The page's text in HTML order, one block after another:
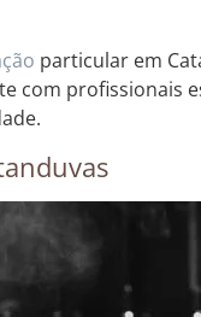
particular em
com profissionais